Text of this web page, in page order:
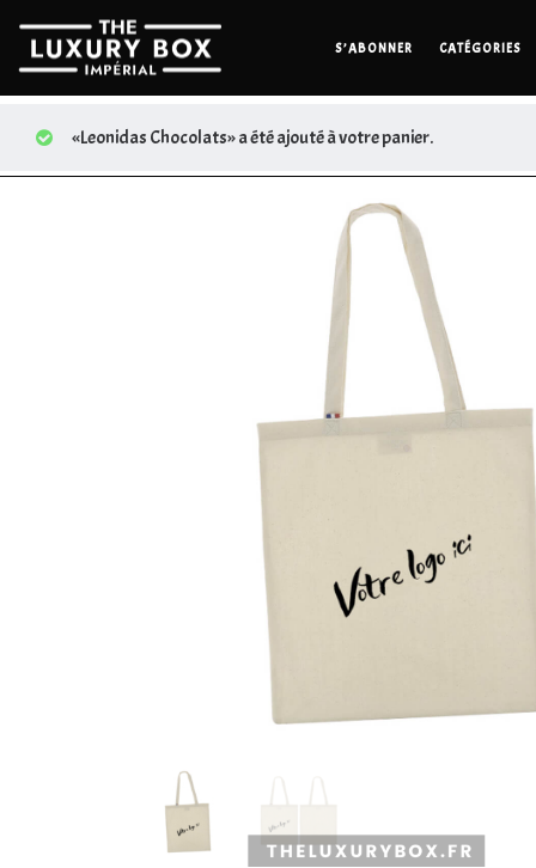
S’ABONNER CATÉGORIES
«Leonidas Chocolats» a été ajouté à votre panier.